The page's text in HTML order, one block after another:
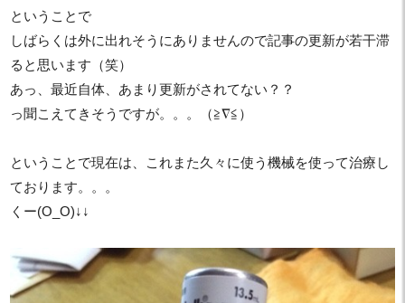
ということで
しばらくは外に出れそうにありませんので記事の更新が若干滞
ると思います（笑）
あっ、最近自体、あまり更新がされてない？？
っ聞こえてきそうですが。。。（≧∇≦）
ということで現在は、これまた久々に使う機械を使って治療し
ております。。。
くー(O_O)↓↓